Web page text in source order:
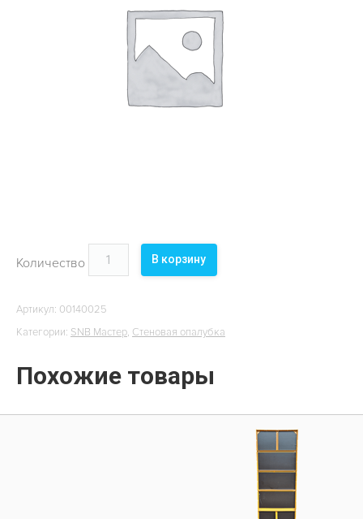
Количество В корзину
Артикул: 00140025
Категории: SNB Мастер, Стеновая опалубка
Похожие товары